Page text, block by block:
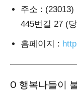
주소 : (23013)
445번길 27 (
홈페이지 :
Ο 행복나들이